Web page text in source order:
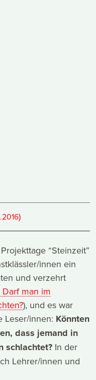
)
“Steinzeit”
innen ein
und verzehrt
Darf man im
), und es war
Leser/innen: Könnten
dass jemand in
schlachtet? In der
Lehrer/innen und